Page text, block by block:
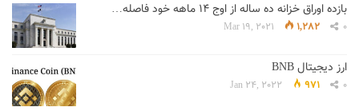
بازده اوراق خزانه ده ساله از اوج 14 ماهه خود فاصله…
Mar 19, 2021 1,282 0
ارز دیجیتال BNB
Jan 24, 2022 971 0